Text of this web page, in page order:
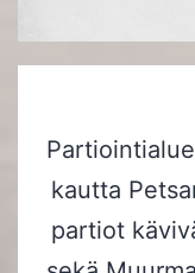
kautta
partiot